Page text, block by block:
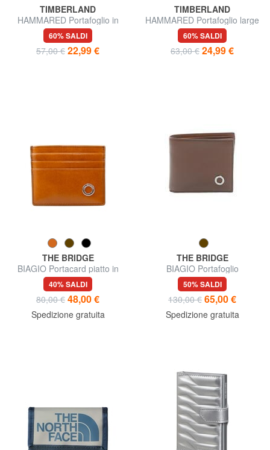
TIMBERLAND
HAMMARED Portafoglio in
pelle
60% SALDI
57,00 € 22,99 €
TIMBERLAND
HAMMARED Portafoglio large
in pelle
60% SALDI
63,00 € 24,99 €
THE BRIDGE
BIAGIO Portacard piatto in
pelle
40% SALDI
80,00 € 48,00 €
Spedizione gratuita
THE BRIDGE
BIAGIO Portafoglio
portamonete in pelle
50% SALDI
130,00 € 65,00 €
Spedizione gratuita